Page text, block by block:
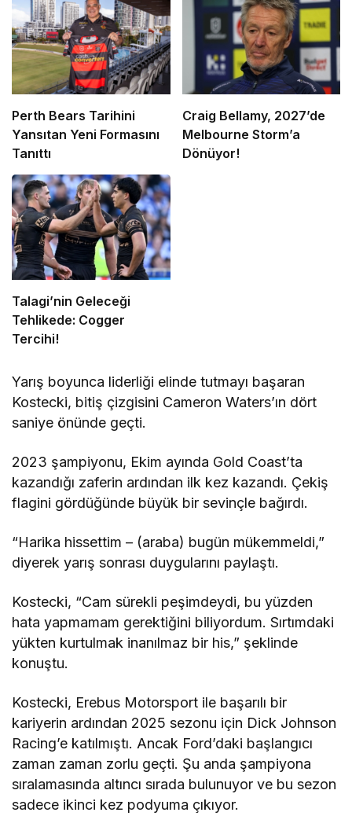
Perth Bears Tarihini
Yansıtan Yeni Formasını
Tanıttı
Craig Bellamy, 2027’de
Melbourne Storm’a
Dönüyor!
Talagi’nin Geleceği
Tehlikede: Cogger
Tercihi!
Yarış boyunca liderliği elinde tutmayı başaran
Kostecki, bitiş çizgisini Cameron Waters’ın dört
saniye önünde geçti.
2023 şampiyonu, Ekim ayında Gold Coast’ta
kazandığı zaferin ardından ilk kez kazandı. Çekiş
flagini gördüğünde büyük bir sevinçle bağırdı.
“Harika hissettim – (araba) bugün mükemmeldi,”
diyerek yarış sonrası duygularını paylaştı.
Kostecki, “Cam sürekli peşimdeydi, bu yüzden
hata yapmamam gerektiğini biliyordum. Sırtımdaki
yükten kurtulmak inanılmaz bir his,” şeklinde
konuştu.
Kostecki, Erebus Motorsport ile başarılı bir
kariyerin ardından 2025 sezonu için Dick Johnson
Racing’e katılmıştı. Ancak Ford’daki başlangıcı
zaman zaman zorlu geçti. Şu anda şampiyona
sıralamasında altıncı sırada bulunuyor ve bu sezon
sadece ikinci kez podyuma çıkıyor.